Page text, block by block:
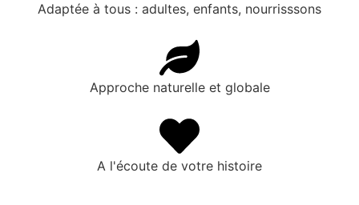
Adaptée à tous : adultes, enfants, nourrisssons
Approche naturelle et globale
A l'écoute de votre histoire